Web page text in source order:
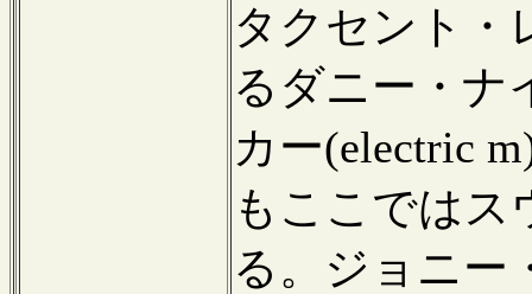
タクセント・
るダニー・ナ
カー(electric
もここではス
る。ジョニー